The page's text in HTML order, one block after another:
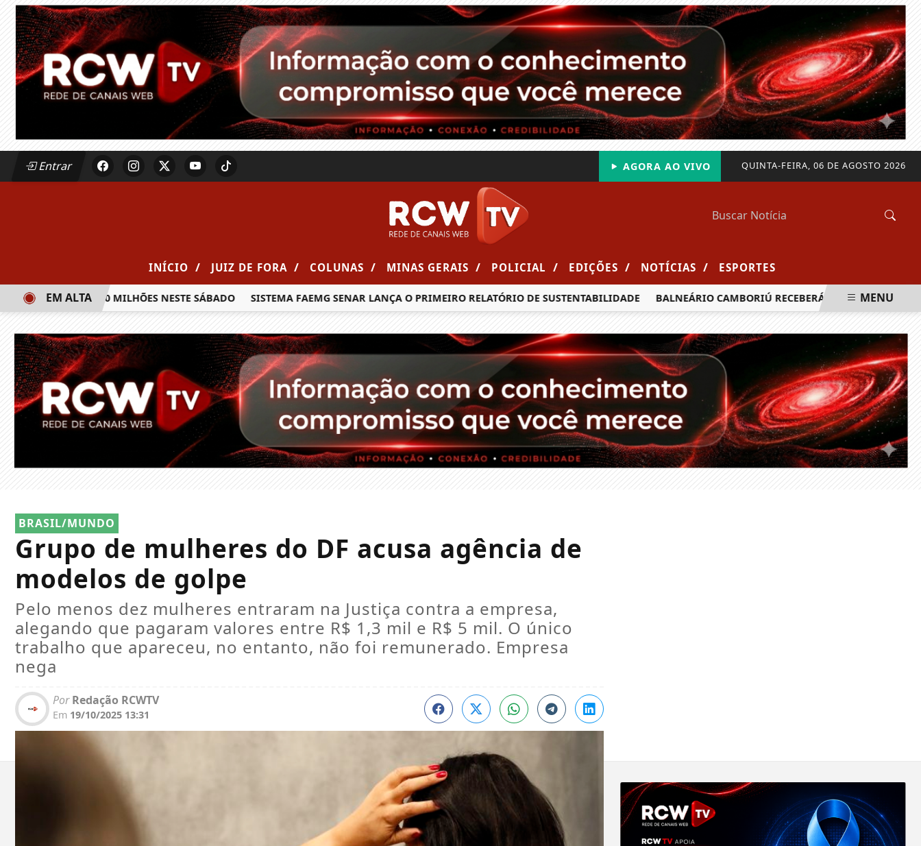
Entrar QUINTA-FEIRA, 06 DE AGOSTO 2026
AGORA AO VIVO
INÍCIO / JUIZ DE FORA / COLUNAS / MINAS GERAIS / POLICIAL / EDIÇÕES / NOTÍCIAS / ESPORTES
DE R$ 20 MILHÕES NESTE SÁBADO SISTEMA FAEMG SENAR LANÇA O PRIMEIRO RELATÓRIO DE SUSTENTABILIDADE BALNEÁRIO CAMBORIÚ RECEBERÁ MAIS DE 120
EM ALTA MENU
BRASIL/MUNDO
Grupo de mulheres do DF acusa agência de
modelos de golpe
Pelo menos dez mulheres entraram na Justiça contra a empresa,
alegando que pagaram valores entre R$ 1,3 mil e R$ 5 mil. O único
trabalho que apareceu, no entanto, não foi remunerado. Empresa
nega
PorRedação RCWTV
Em 19/10/2025 13:31